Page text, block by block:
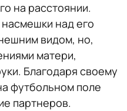
на расстоянии.
над его
видом, но,
матери,
Благодаря своему
футбольном поле
партнеров.